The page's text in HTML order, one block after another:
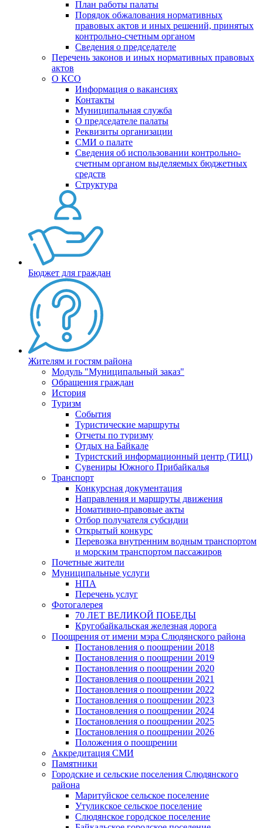
План работы палаты
Порядок обжалования нормативных
правовых актов и иных решений, принятых
контрольно-счетным органом
Сведения о председателе
Перечень законов и иных нормативных правовых
актов
О КСО
Информация о вакансиях
Контакты
Муниципальная служба
О председателе палаты
Реквизиты организации
СМИ о палате
Сведения об использовании контрольно-
счетным органом выделяемых бюджетных
средств
Структура
Бюджет для граждан
Жителям и гостям района
Модуль "Муниципальный заказ"
Обращения граждан
История
Туризм
События
Туристические маршруты
Отчеты по туризму
Отдых на Байкале
Туристский информационный центр (ТИЦ)
Сувениры Южного Прибайкалья
Транспорт
Конкурсная документация
Направления и маршруты движения
Номативно-правовые акты
Отбор получателя субсидии
Открытый конкурс
Перевозка внутренним водным транспортом
и морским транспортом пассажиров
Почетные жители
Муниципальные услуги
НПА
Перечень услуг
Фотогалерея
70 ЛЕТ ВЕЛИКОЙ ПОБЕДЫ
Кругобайкальская железная дорога
Поощрения от имени мэра Слюдянского района
Постановления о поощрении 2018
Постановления о поощрении 2019
Постановления о поощрении 2020
Постановления о поощрении 2021
Постановления о поощрении 2022
Постановления о поощрении 2023
Постановления о поощрении 2024
Постановления о поощрении 2025
Постановления о поощрении 2026
Положения о поощрении
Аккредитация СМИ
Памятники
Городские и сельские поселения Слюдянского
района
Маритуйское сельское поселение
Утуликское сельское поселение
Слюдянское городское поселение